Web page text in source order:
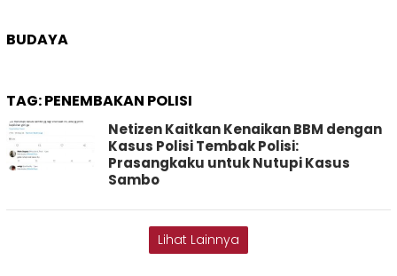
BUDAYA
TAG:PENEMBAKAN POLISI
Netizen Kaitkan Kenaikan BBM dengan
Kasus Polisi Tembak Polisi:
Prasangkaku untuk Nutupi Kasus
Sambo
Lihat Lainnya